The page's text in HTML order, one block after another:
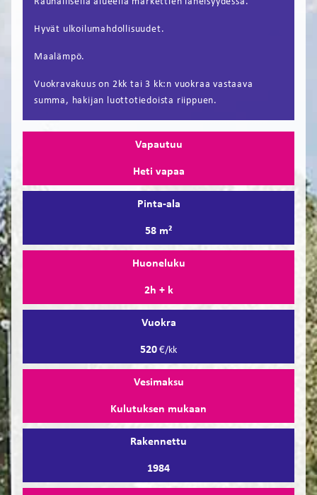
Hyvät ulkoilumahdollisuudet.
Maalämpö.
Vuokravakuus on 2kk tai 3 kk:n vuokraa vastaava
summa, hakijan luottotiedoista riippuen.
Vapautuu
Heti vapaa
Pinta-ala
58 m²
Huoneluku
2h + k
Vuokra
520 €/kk
Vesimaksu
Kulutuksen mukaan
Rakennettu
1984